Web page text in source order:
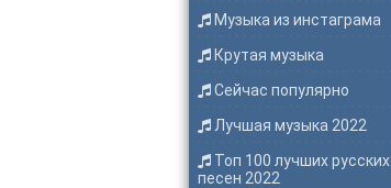
Музыка из инстаграма
Крутая музыка
Сейчас популярно
Лучшая музыка 2022
Топ 100 лучших русских
песен 2022